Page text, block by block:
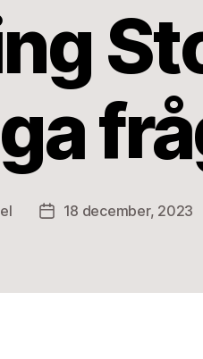
Inläggsdatum
18 december, 2023